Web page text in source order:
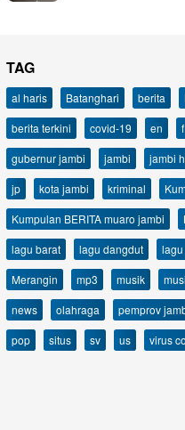
TAG
al haris Batanghari berita
berita terkini
covid-19 en
gubernur jambi
jambi jambi
jp
kota jambi kriminal
Kumpulan BERITA muaro jambi
lagu barat
lagu dangdut
Merangin
mp3 musik
news
olahraga pemprov
pop
situs sv us virus